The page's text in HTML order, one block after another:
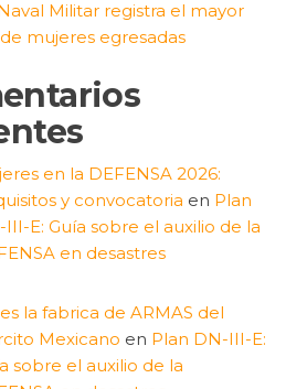
Militar registra el mayor
mujeres egresadas
en la DEFENSA 2026:
y convocatoria en Plan
III-E: Guía sobre el auxilio de la
en desastres
la fabrica de ARMAS del
Mexicano en Plan DN-III-E:
sobre el auxilio de la